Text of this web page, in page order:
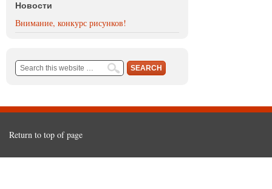
Новости
Внимание, конкурс рисунков!
Return to top of page